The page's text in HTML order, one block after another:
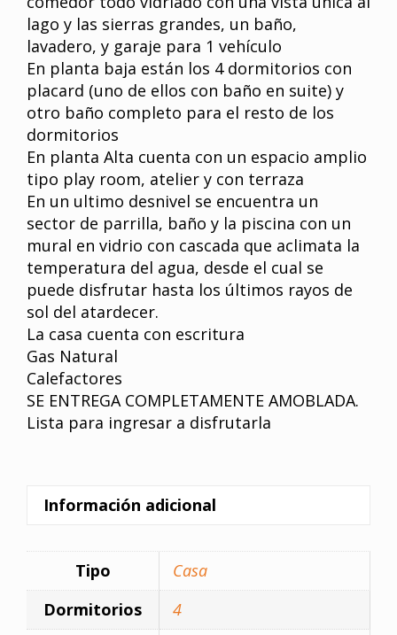
lago y las sierras grandes, un baño,
lavadero, y garaje para 1 vehículo
En planta baja están los 4 dormitorios con
placard (uno de ellos con baño en suite) y
otro baño completo para el resto de los
dormitorios
En planta Alta cuenta con un espacio amplio
tipo play room, atelier y con terraza
En un ultimo desnivel se encuentra un
sector de parrilla, baño y la piscina con un
mural en vidrio con cascada que aclimata la
temperatura del agua, desde el cual se
puede disfrutar hasta los últimos rayos de
sol del atardecer.
La casa cuenta con escritura
Gas Natural
Calefactores
SE ENTREGA COMPLETAMENTE AMOBLADA.
Lista para ingresar a disfrutarla
Información adicional
Tipo
Casa
Dormitorios
4